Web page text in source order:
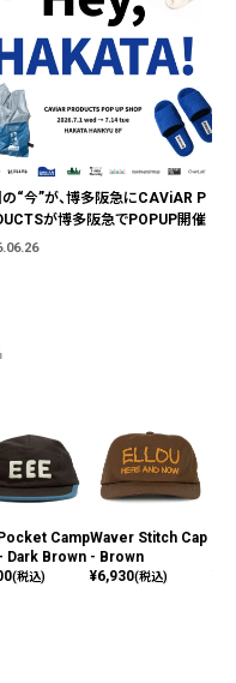
“今”が、博多阪急にCAViAR P
が博多阪急でPOPUP開催
Camp
Dark Brown
(税込)
Waver Stitch Cap
- Brown
¥6,930(税込)